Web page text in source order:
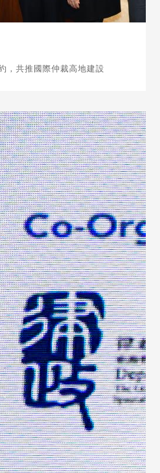
，共推國際仲裁高地建設